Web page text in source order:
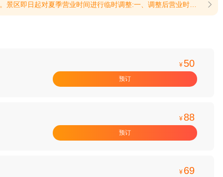
馨提示1、请各位游客合理规划出行行程，按照调整后的营业时间入园游玩，避免跑空。2、景区22:00正式闭园，请游客提前安排游览时间，闭园后请勿滞留园区。服务咨询热线:010-80218180(提示有效期2026/7/24至2026/8/31) 
¥ 50
预订
¥ 88
预订
¥ 69